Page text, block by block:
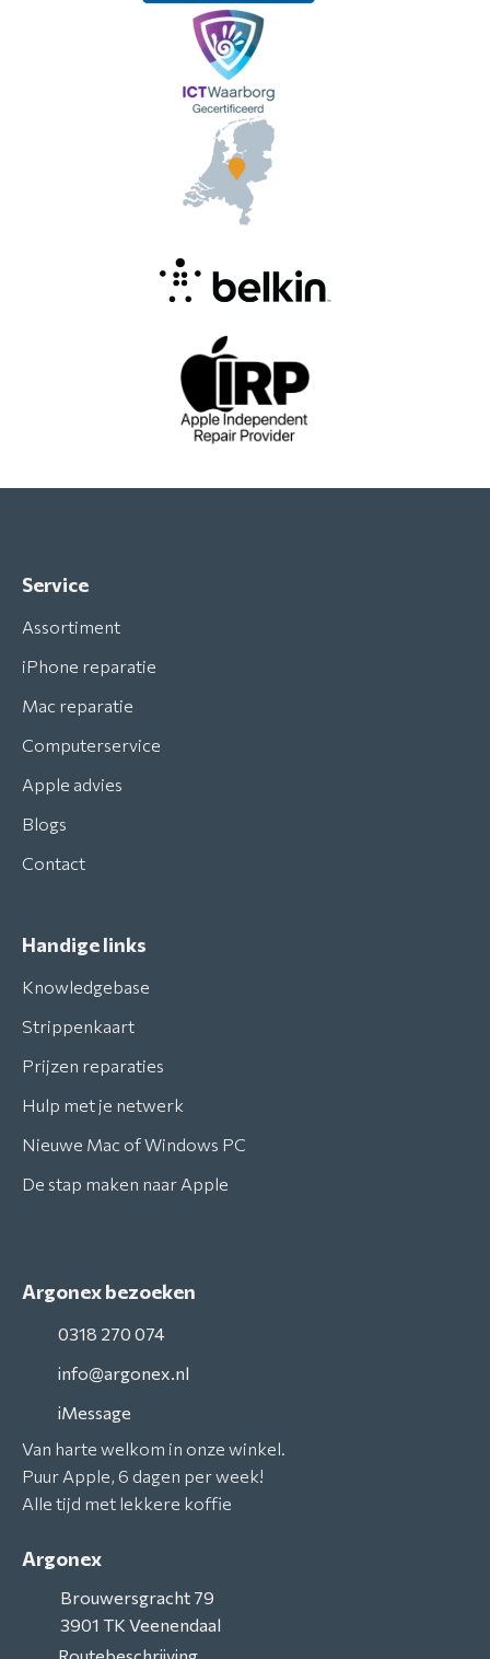
Service
Assortiment
iPhone reparatie
Mac reparatie
Computerservice
Apple advies
Blogs
Contact
Handige links
Knowledgebase
Strippenkaart
Prijzen reparaties
Hulp met je netwerk
Nieuwe Mac of Windows PC
De stap maken naar Apple
Argonex bezoeken
0318 270 074
info@argonex.nl
iMessage
Van harte welkom in onze winkel.
Puur Apple, 6 dagen per week!
Alle tijd met lekkere koffie
Argonex
Brouwersgracht 79
3901 TK Veenendaal